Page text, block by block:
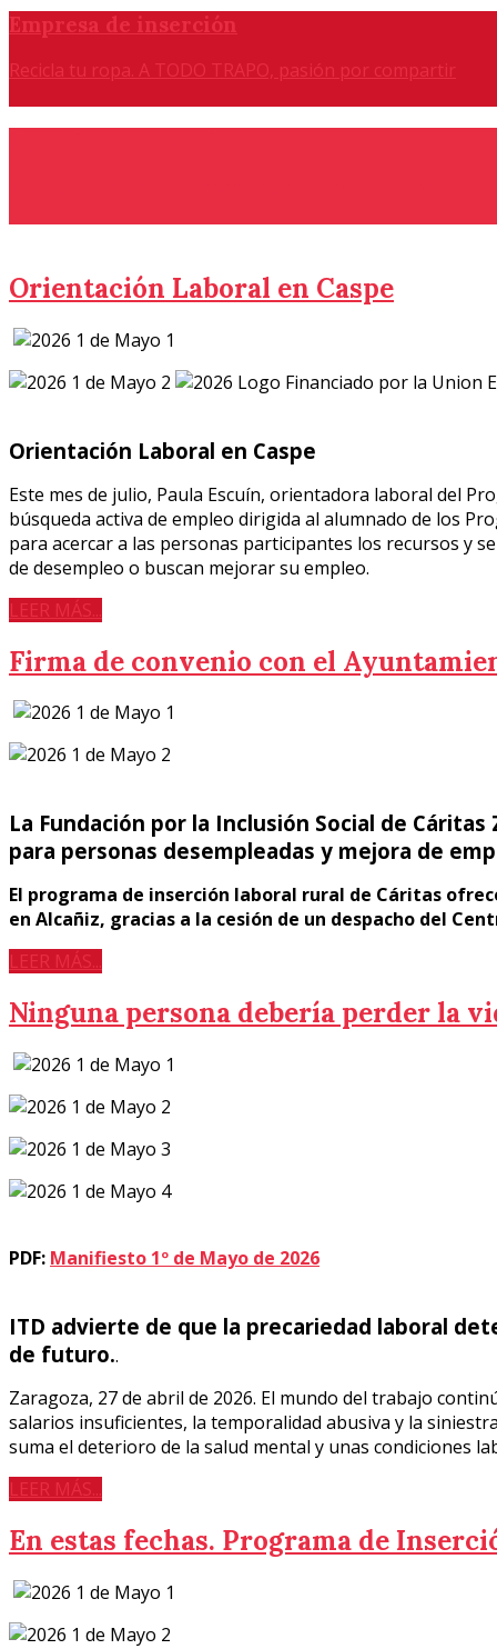
Empresa de inserción
Recicla tu ropa. A TODO TRAPO, pasión por compartir
Orientación Laboral en Caspe
Orientación Laboral en Caspe
Este mes de julio, Paula Escuín, orientadora laboral del
búsqueda activa de empleo dirigida al alumnado de los
para acercar a las personas participantes los recursos y
de desempleo o buscan mejorar su empleo.
LEER MÁS...
Firma de convenio con el
La Fundación por la Inclusión Social de
para personas desempleadas y mejora de
El programa de inserción laboral rural de Cáritas
en Alcañiz, gracias a la cesión de un despacho del
LEER MÁS...
Ninguna persona debería perder la
PDF: Manifiesto 1º de Mayo de 2026
ITD advierte de que la precariedad laboral
de futuro..
Zaragoza, 27 de abril de 2026. El mundo del trabajo
salarios insuficientes, la temporalidad abusiva y la
suma el deterioro de la salud mental y unas condiciones
LEER MÁS...
En estas fechas. Programa de